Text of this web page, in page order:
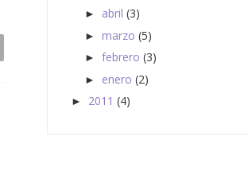
► abril (3)
► marzo (5)
► febrero (3)
► enero (2)
► 2011 (4)